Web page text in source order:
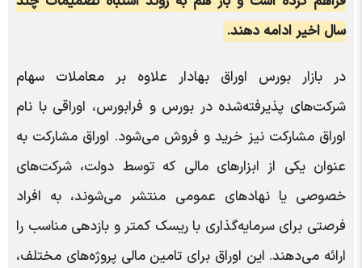
سال اخیر ادامه دهند.
در بازار بورس اوراق بهادار علاوه بر معاملات سهام
شرکت‌های پذیرفته‌شده در بورس و فرابورس، اوراقی با نام
اوراق مشارکت نیز خرید و فروش می‌شود. اوراق مشارکت به
عنوان یکی از ابزار‌های مالی که توسط دولت، شرکت‌های
خصوصی یا نهاد‌های عمومی منتشر می‌شوند، به افراد
فرصتی برای سرمایه‌گذاری با ریسک کمتر و بازدهی مناسب را
ارائه می‌دهند. این اوراق برای تامین مالی پروژه‌های مختلف،